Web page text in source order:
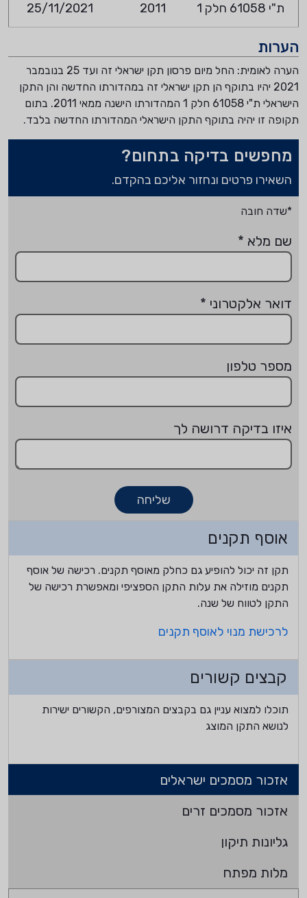
ת"י 61058 חלק 1 2011
25/11/2021
הערות
הערה לאומית: החל מיום פרסון תקן ישראלי זה ועד 25 בנובמבר
2021 יהיו בתוקף הן תקן ישראלי זה במהדורתו החדשה והן התקן
הישראלי ת"י 61058 חלק 1 המהדורתו הישנה ממאי 2011. בתום
תקופה זו יהיה בתוקף התקן הישראלי המהדורתו החדשה בלבד.
מחפשים בדיקה בתחום?
השאירו פרטים ונחזור אליכם בהקדם.
*שדה חובה
שם מלא *
דואר אלקטרוני *
מספר טלפון
איזו בדיקה דרושה לך
שליחה
אוסף תקנים
תקן זה יכול להופיע גם כחלק מאוסף תקנים. רכישה של אוסף
תקנים מוזילה את עלות התקן הספציפי ומאפשרת רכישה של
התקן לטווח של שנה.
לרכישת מנוי לאוסף תקנים
קבצים קשורים
תוכלו למצוא עניין גם בקבצים המצורפים, הקשורים ישירות
לנושא התקן המוצג
אזכור מסמכים ישראלים
אזכור מסמכים זרים
גליונות תיקון
מלות מפתח